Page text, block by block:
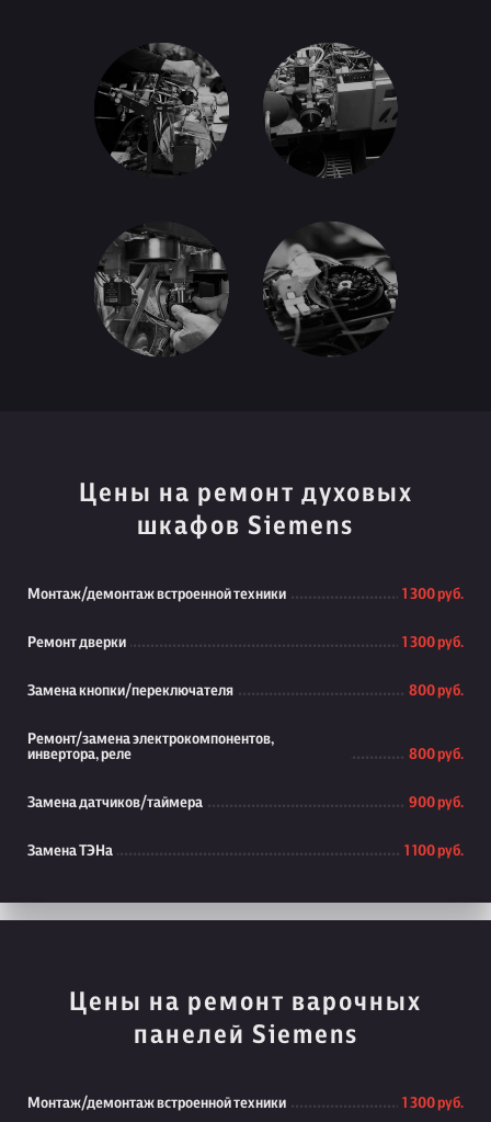
Цены на ремонт духовых
шкафов Siemens
Монтаж/демонтаж встроенной техники 1 300 руб.
Ремонт дверки 1 300 руб.
Замена кнопки/переключателя 800 руб.
Ремонт/замена электрокомпонентов,
инвертора, реле
800 руб.
Замена датчиков/таймера 900 руб.
Замена ТЭНа 1 100 руб.
Цены на ремонт варочных
панелей Siemens
Монтаж/демонтаж встроенной техники 1 300 руб.